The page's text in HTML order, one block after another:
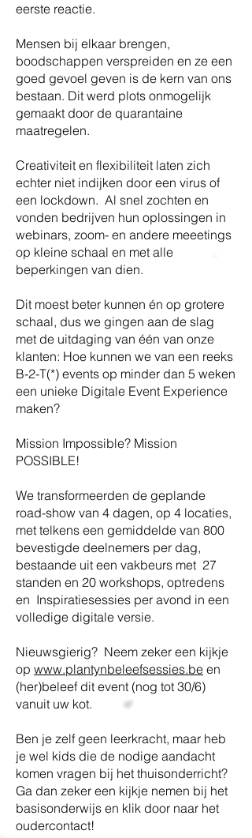
eerste reactie.
Mensen bij elkaar brengen,
boodschappen verspreiden en ze een
goed gevoel geven is de kern van ons
bestaan. Dit werd plots onmogelijk
gemaakt door de quarantaine
maatregelen.
Creativiteit en flexibiliteit laten zich
echter niet indijken door een virus of
een lockdown. Al snel zochten en
vonden bedrijven hun oplossingen in
webinars, zoom- en andere meeetings
op kleine schaal en met alle
beperkingen van dien.
Dit moest beter kunnen én op grotere
schaal, dus we gingen aan de slag
met de uitdaging van één van onze
klanten: Hoe kunnen we van een reeks
B-2-T(*) events op minder dan 5 weken
een unieke Digitale Event Experience
maken?
Mission Impossible? Mission
POSSIBLE!
We transformeerden de geplande
road-show van 4 dagen, op 4 locaties,
met telkens een gemiddelde van 800
bevestigde deelnemers per dag,
bestaande uit een vakbeurs met 27
standen en 20 workshops, optredens
en Inspiratiesessies per avond in een
volledige digitale versie.
Nieuwsgierig? Neem zeker een kijkje
op www.plantynbeleefsessies.be en
(her)beleef dit event (nog tot 30/6)
vanuit uw kot.
Ben je zelf geen leerkracht, maar heb
je wel kids die de nodige aandacht
komen vragen bij het thuisonderricht?
Ga dan zeker een kijkje nemen bij het
basisonderwijs en klik door naar het
oudercontact!